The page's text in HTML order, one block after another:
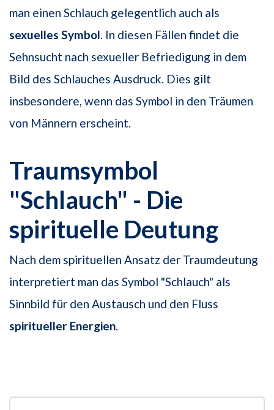
man einen Schlauch gelegentlich auch als
sexuelles Symbol. In diesen Fällen findet die
Sehnsucht nach sexueller Befriedigung in dem
Bild des Schlauches Ausdruck. Dies gilt
insbesondere, wenn das Symbol in den Träumen
von Männern erscheint.
Traumsymbol
"Schlauch" - Die
spirituelle Deutung
Nach dem spirituellen Ansatz der Traumdeutung
interpretiert man das Symbol "Schlauch" als
Sinnbild für den Austausch und den Fluss
spiritueller Energien.